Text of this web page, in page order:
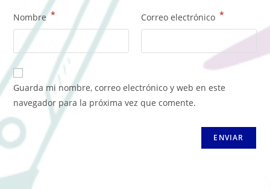
Nombre * Correo electrónico *
Guarda mi nombre, correo electrónico y web en este
navegador para la próxima vez que comente.